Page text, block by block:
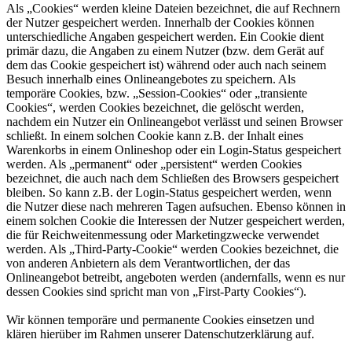
Als „Cookies“ werden kleine Dateien bezeichnet, die auf Rechnern
der Nutzer gespeichert werden. Innerhalb der Cookies können
unterschiedliche Angaben gespeichert werden. Ein Cookie dient
primär dazu, die Angaben zu einem Nutzer (bzw. dem Gerät auf
dem das Cookie gespeichert ist) während oder auch nach seinem
Besuch innerhalb eines Onlineangebotes zu speichern. Als
temporäre Cookies, bzw. „Session-Cookies“ oder „transiente
Cookies“, werden Cookies bezeichnet, die gelöscht werden,
nachdem ein Nutzer ein Onlineangebot verlässt und seinen Browser
schließt. In einem solchen Cookie kann z.B. der Inhalt eines
Warenkorbs in einem Onlineshop oder ein Login-Status gespeichert
werden. Als „permanent“ oder „persistent“ werden Cookies
bezeichnet, die auch nach dem Schließen des Browsers gespeichert
bleiben. So kann z.B. der Login-Status gespeichert werden, wenn
die Nutzer diese nach mehreren Tagen aufsuchen. Ebenso können in
einem solchen Cookie die Interessen der Nutzer gespeichert werden,
die für Reichweitenmessung oder Marketingzwecke verwendet
werden. Als „Third-Party-Cookie“ werden Cookies bezeichnet, die
von anderen Anbietern als dem Verantwortlichen, der das
Onlineangebot betreibt, angeboten werden (andernfalls, wenn es nur
dessen Cookies sind spricht man von „First-Party Cookies“).
Wir können temporäre und permanente Cookies einsetzen und
klären hierüber im Rahmen unserer Datenschutzerklärung auf.